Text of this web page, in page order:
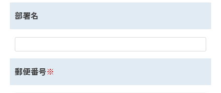
部署名
郵便番号※